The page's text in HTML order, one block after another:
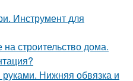
Инструмент для
строительство дома.
Нижняя обвязка и